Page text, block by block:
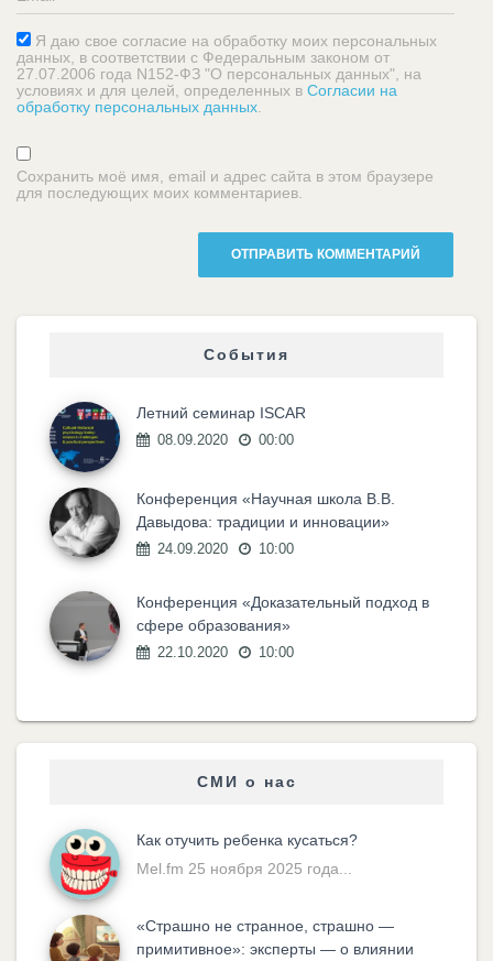
Я даю свое согласие на обработку моих персональных
данных, в соответствии с Федеральным законом от
27.07.2006 года N152-ФЗ "О персональных данных", на
условиях и для целей, определенных в Согласии на
обработку персональных данных
Сохранить моё имя, email и адрес сайта в этом браузере
для последующих моих комментариев.
События
Летний семинар ISCAR
08.09.2020 00:00
Конференция «Научная школа В.В.
Давыдова: традиции и инновации»
24.09.2020 10:00
Конференция «Доказательный подход в
сфере образования»
22.10.2020 10:00
СМИ о нас
Как отучить ребенка кусаться?
Mel.fm 25 ноября 2025 года...
«Cтрашно не странное, страшно —
примитивное»: эксперты — о влиянии